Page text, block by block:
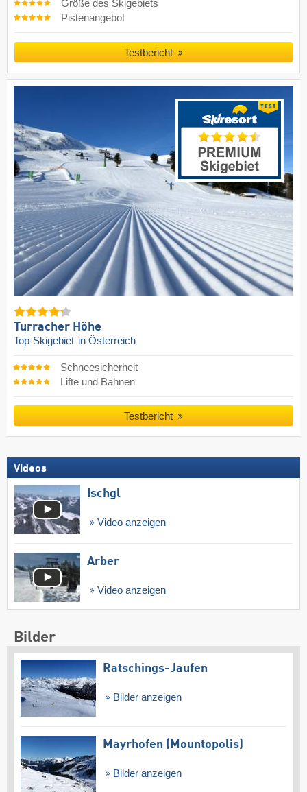
Größe des Skigebiets
Pistenangebot
Testbericht
Turracher Höhe
Top-Skigebiet in Österreich
Schneesicherheit
Lifte und Bahnen
Testbericht
Videos
Ischgl
Video anzeigen
Arber
Video anzeigen
Bilder
Ratschings-Jaufen
Bilder anzeigen
Mayrhofen (Mountopolis)
Bilder anzeigen